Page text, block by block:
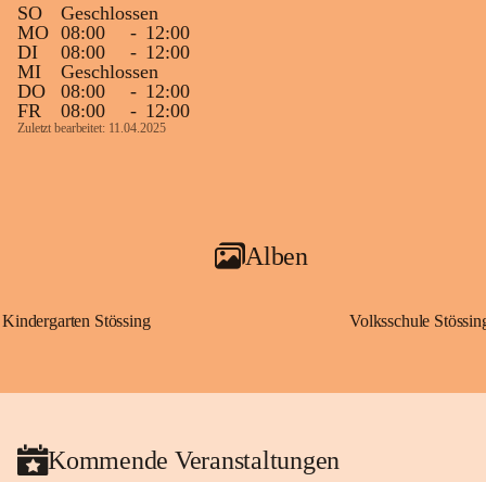
SO
Geschlossen
MO 08:00 - 12:00
DI
08:00 - 12:00
MI
Geschlossen
DO
08:00 - 12:00
FR
08:00 - 12:00
Zuletzt bearbeitet: 11.04.2025
Alben
Kindergarten Stössing Volksschule
Kommende Veranstaltungen